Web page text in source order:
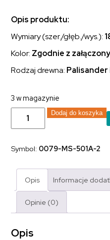
Opis produktu:
Wymiary (szer./głęb./wys.):
Kolor: Zgodnie z
Rodzaj drewna:
3 w magazynie
ilość
Łóżko
kolonialne
drewno
indyjski
brąz
Dodaj do koszyka
Symbol: 0079-MS-501A-2
Opis Informacje
Opinie (0)
Opis